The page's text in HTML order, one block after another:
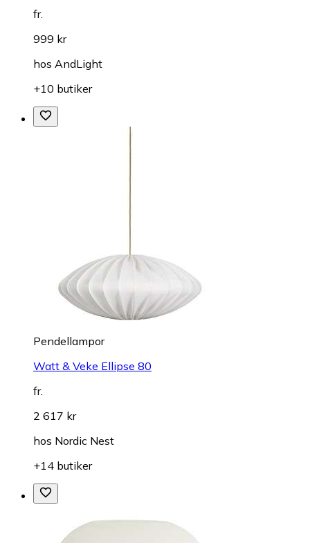
fr.
999 kr
hos AndLight
+10 butiker
Pendellampor
Watt & Veke Ellipse 80
fr.
2 617 kr
hos Nordic Nest
+14 butiker